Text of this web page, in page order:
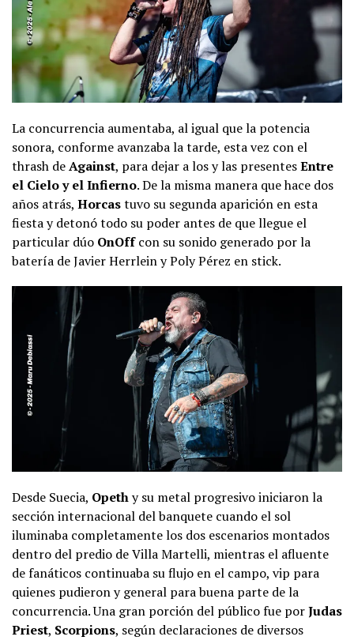
La concurrencia aumentaba, al igual que la potencia
sonora, conforme avanzaba la tarde, esta vez con el
thrash deAgainst, para dejar a los y las presentesEntre
el Cielo y el Infierno. De la misma manera que hace dos
años atrás, Horcastuvo su segunda aparición en esta
fiesta y detonó todo su poder antes de que llegue el
particular dúo OnOffcon su sonido generado por la
batería de Javier Herrlein y Poly Pérez en stick.
Desde Suecia, Opethy su metal progresivo iniciaron la
sección internacional del banquete cuando el sol
iluminaba completamente los dos escenarios montados
dentro del predio de Villa Martelli, mientras el afluente
de fanáticos continuaba su flujo en el campo, vip para
quienes pudieron y general para buena parte de la
concurrencia. Una gran porción del público fue porJudas
Priest, Scorpions, según declaraciones de diversos